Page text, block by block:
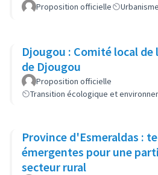
Proposition officielle
Djougou : Comité local de
de Djougou
Proposition officielle
Transition écologique et
Province d'Esmeraldas :
émergentes pour une
secteur rural